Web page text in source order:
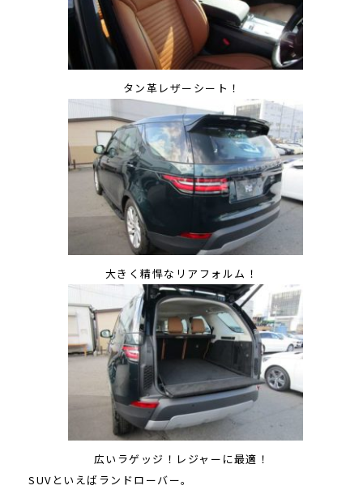
タン革レザーシート！
大きく精悍なリアフォルム！
広いラゲッジ！レジャーに最適！
SUVといえばランドローバー。